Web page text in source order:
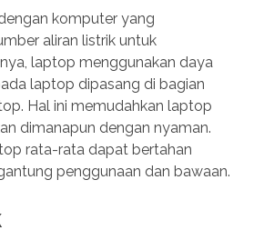
komputer yang
aliran listrik untuk
laptop menggunakan daya
laptop dipasang di bagian
Hal ini memudahkan laptop
dimanapun dengan nyaman.
rata-rata dapat bertahan
penggunaan dan bawaan.